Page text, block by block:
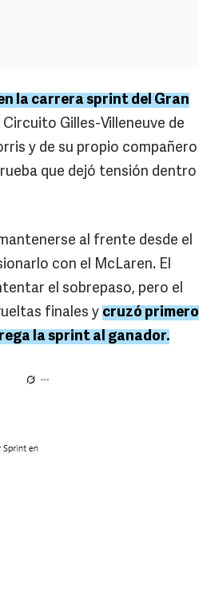
la carrera sprint del Gran
Gilles-Villeneuve de
y de su propio compañero
que dejó tensión dentro
al frente desde el
con el McLaren. El
el sobrepaso, pero el
finales y cruzó primero
la sprint al ganador.